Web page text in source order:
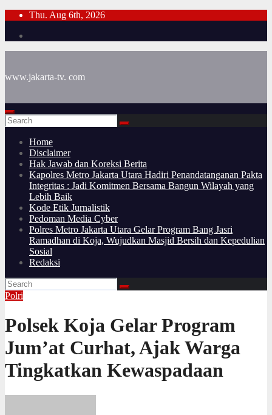
Skip
content
Thu. Aug 6th, 2026
www.jakarta-tv. com
Home
Disclaimer
Hak Jawab dan Koreksi Berita
Kapolres Metro Jakarta Utara Hadiri Penandatanganan Pakta
Integritas : Jadi Komitmen Bersama Bangun Wilayah yang
Lebih Baik
Kode Etik Jurnalistik
Pedoman Media Cyber
Polres Metro Jakarta Utara Gelar Program Bang Jasri
Ramadhan di Koja, Wujudkan Masjid Bersih dan Kepedulian
Sosial
Redaksi
Polri
Polsek Koja Gelar Program
Jum’at Curhat, Ajak Warga
Tingkatkan Kewaspadaan